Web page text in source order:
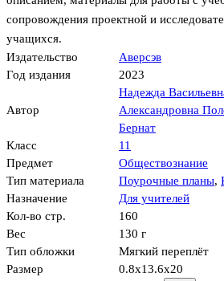
сопровождения проектной и
учащихся.
Издательство
Аверсэв
Год издания
2023
Автор
Надежда
Александровна
Бернат
Класс
11
Предмет
Обществознание
Тип материала
Поурочные планы,
Назначение
Для учителей
Кол-во стр.
160
Вес
130 г
Тип обложки
Мягкий переплёт
Размер
0.8x13.6x20